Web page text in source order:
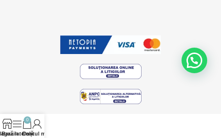
Bară laterală
0
Coș
Contul meu